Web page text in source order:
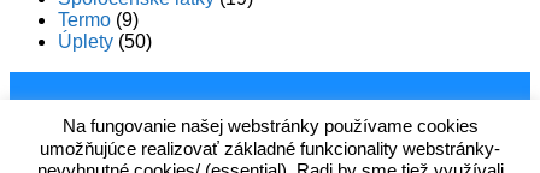
Termo (9)
Úplety (50)
Na fungovanie našej webstránky používame cookies
umožňujúce realizovať základné funkcionality webstránky-